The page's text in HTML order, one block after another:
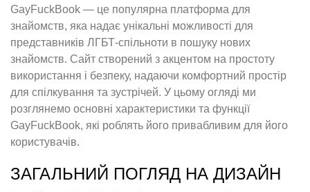
GayFuckBook — це популярна платформа для
знайомств, яка надає унікальні можливості для
представників ЛГБТ-спільноти в пошуку нових
знайомств. Сайт створений з акцентом на простоту
використання і безпеку, надаючи комфортний простір
для спілкування та зустрічей. У цьому огляді ми
розглянемо основні характеристики та функції
GayFuckBook, які роблять його привабливим для його
користувачів.
ЗАГАЛЬНИЙ ПОГЛЯД НА ДИЗАЙН